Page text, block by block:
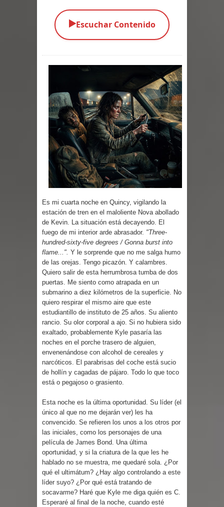
Parte 01: El Enemigo Interior
Los Muertos se Levantan (Relato)
Los Monstruos más Buscados
Alma
El Destructor
El Buscador
El Pueblo Protegido
Parte 05: Sitiados
▶️Escuchar Contenido
Es mi cuarta noche en Quincy, vigilando la
estación de tren en el maloliente Nova abollado
de Kevin. La situación está decayendo. El
fuego de mi interior arde abrasador. "Three-
hundred-sixty-five degrees / Gonna burst into
flame...". Y le sorprende que no me salga humo
de las orejas. Tengo picazón. Y calambres.
Quiero salir de esta herrumbrosa tumba de dos
puertas. Me siento como atrapada en un
submarino a diez kilómetros de la superficie. No
quiero respirar el mismo aire que este
estudiantillo de instituto de 25 años. Su aliento
rancio. Su olor corporal a ajo. Si no hubiera sido
exaltado, probablemente Kyle pasaría las
noches en el porche trasero de alguien,
envenenándose con alcohol de cereales y
narcóticos. El parabrisas del coche está sucio
de hollín y cagadas de pájaro. Todo lo que toco
está o pegajoso o grasiento.
Esta noche es la última oportunidad. Su líder (el
único al que no me dejarán ver) les ha
convencido. Se refieren los unos a los otros por
las iniciales, como los personajes de una
película de James Bond. Una última
oportunidad, y si la criatura de la que les he
hablado no se muestra, me quedaré sola. ¿Por
qué el ultimátum? ¿Hay algo controlando a este
líder suyo? ¿Por qué está tratando de
socavarme? Haré que Kyle me diga quién es C.
Esperaré al final de la noche, cuando esté